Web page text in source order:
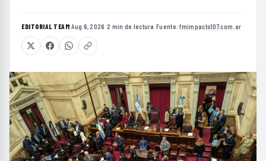
EDITORIAL TEAM·Aug 6, 2026 ·2 min de lectura ·Fuente:fmimpacto107.com.ar